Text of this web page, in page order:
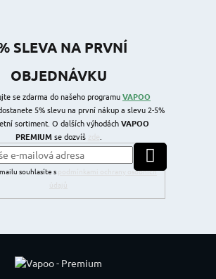
SLEVA NA PRVNÍ
OBJEDNÁVKU
se zdarma do našeho programuVAPOO
5% slevu na první nákup a slevu 2-5%
sortiment. O dalších výhodáchVAPOO
PREMIUMse dozvíš
souhlasíte s
podmínkami ochrany osobních